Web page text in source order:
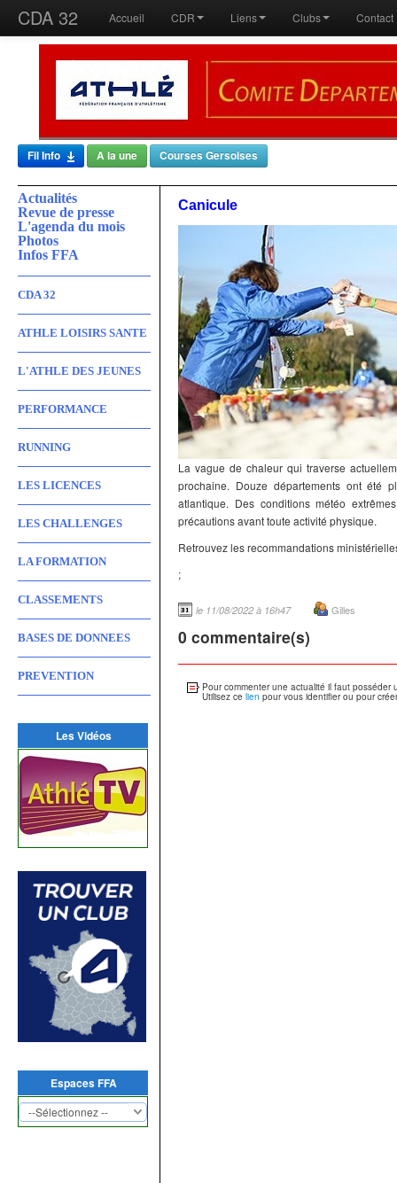
Fil Info A la une Courses Gersoises
CDA 32 Accueil CDR Liens Clubs Contact
Actualités
Revue de presse
L'agenda du mois
Photos
Infos FFA
CDA 32
ATHLE LOISIRS SANTE
L'ATHLE DES JEUNES
PERFORMANCE
RUNNING
LES LICENCES
LES CHALLENGES
LA FORMATION
CLASSEMENTS
BASES DE DONNEES
PREVENTION
Les Vidéos
Espaces FFA
Canicule
La vague de chaleur qui traverse
prochaine. Douze départements ont été
atlantique. Des conditions météo
précautions avant toute activité physique.
Retrouvez les recommandations
;
le 11/08/2022 à 16h47 Gilles
0 commentaire(s)
Pour commenter une actualité il faut posséder
Utilisez ce lien pour vous identifier ou pour